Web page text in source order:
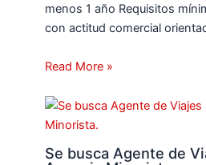
menos 1 año Requisitos
con actitud comercial
Read More »
Se busca Agente de